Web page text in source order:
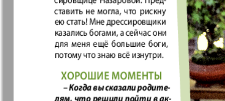
43
49
Анонс Антенна
Афиша Augsburg Бизнес